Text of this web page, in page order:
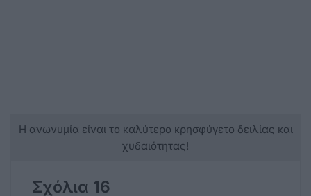
Η ανωνυμία είναι το καλύτερο κρησφύγετο δειλίας και
χυδαιότητας!
Σχόλια 16